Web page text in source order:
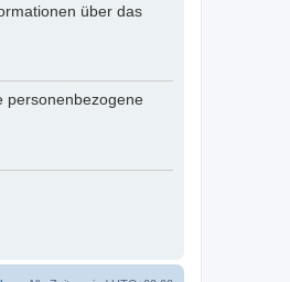
über das
personenbezogene